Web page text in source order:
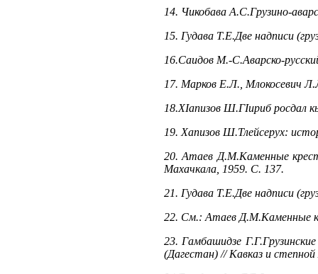
14. Чикобава А.С.Грузино-
15. Гудава Т.Е.Две надписи
16.Саидов М.-С.Аварско-
17. Марков Е.Л., Млокосевич
18.ХIапизов Ш.ГIириб росдал
19. Хапизов Ш.Тлейсерух:
20. Атаев Д.М.Каменные
Махачкала, 1959. С. 137.
21. Гудава Т.Е.Две надписи
22. См.: Атаев Д.М.Каменные
23. Гамбашидзе
(Дагестан) // Кавказ и